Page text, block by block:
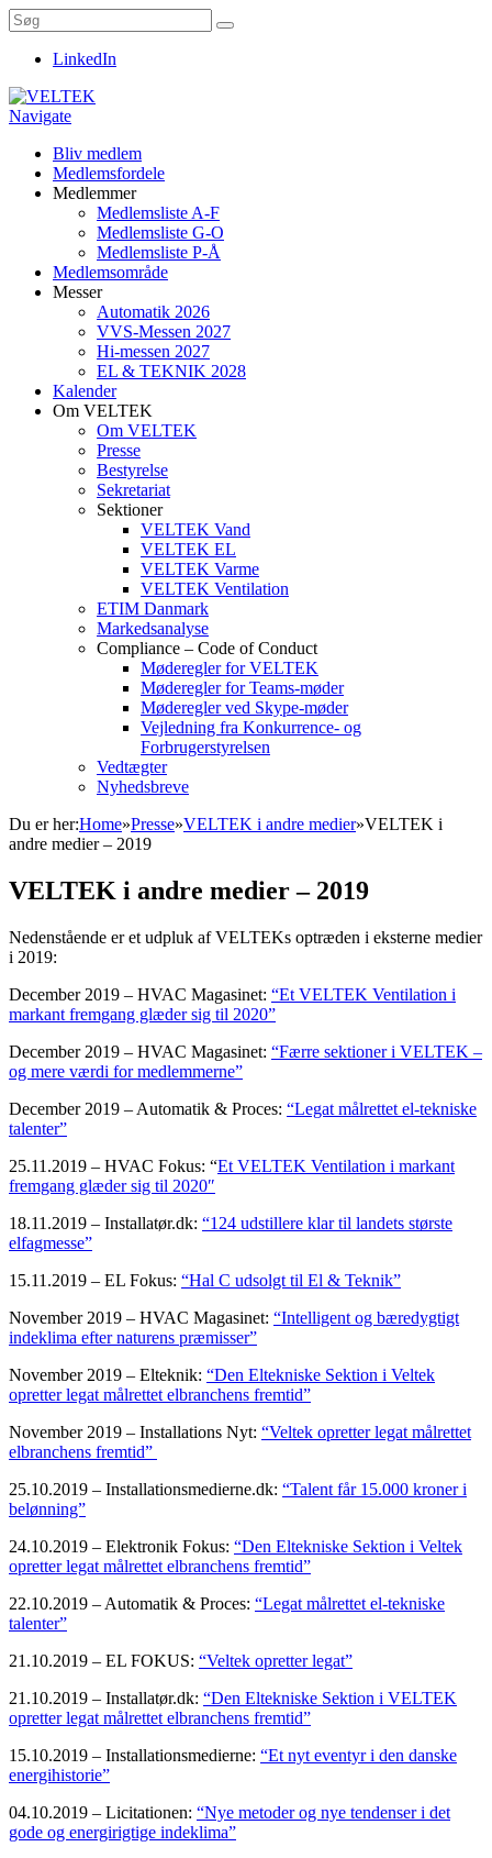
LinkedIn
Navigate
Bliv medlem
Medlemsfordele
Medlemmer
Medlemsliste A-F
Medlemsliste G-O
Medlemsliste P-Å
Medlemsområde
Messer
Automatik 2026
VVS-Messen 2027
Hi-messen 2027
EL & TEKNIK 2028
Kalender
Om VELTEK
Om VELTEK
Presse
Bestyrelse
Sekretariat
Sektioner
VELTEK Vand
VELTEK EL
VELTEK Varme
VELTEK Ventilation
ETIM Danmark
Markedsanalyse
Compliance – Code of Conduct
Møderegler for VELTEK
Møderegler for Teams-møder
Møderegler ved Skype-møder
Vejledning fra Konkurrence- og
Forbrugerstyrelsen
Vedtægter
Nyhedsbreve
Du er her:Home»Presse»VELTEK i andre medier»VELTEK i
andre medier – 2019
VELTEK i andre medier – 2019
Nedenstående er et udpluk af VELTEKs optræden i eksterne medier
i 2019:
December 2019 – HVAC Magasinet: “Et VELTEK Ventilation i
markant fremgang glæder sig til 2020”
December 2019 – HVAC Magasinet: “Færre sektioner i VELTEK –
og mere værdi for medlemmerne”
December 2019 – Automatik & Proces: “Legat målrettet el-tekniske
talenter”
25.11.2019 – HVAC Fokus: “Et VELTEK Ventilation i markant
fremgang glæder sig til 2020″
18.11.2019 – Installatør.dk: “124 udstillere klar til landets største
elfagmesse”
15.11.2019 – EL Fokus: “Hal C udsolgt til El & Teknik”
November 2019 – HVAC Magasinet: “Intelligent og bæredygtigt
indeklima efter naturens præmisser”
November 2019 – Elteknik: “Den Eltekniske Sektion i Veltek
opretter legat målrettet elbranchens fremtid”
November 2019 – Installations Nyt: “Veltek opretter legat målrettet
elbranchens fremtid”
25.10.2019 – Installationsmedierne.dk: “Talent får 15.000 kroner i
belønning”
24.10.2019 – Elektronik Fokus: “Den Eltekniske Sektion i Veltek
opretter legat målrettet elbranchens fremtid”
22.10.2019 – Automatik & Proces: “Legat målrettet el-tekniske
talenter”
21.10.2019 – EL FOKUS: “Veltek opretter legat”
21.10.2019 – Installatør.dk: “Den Eltekniske Sektion i VELTEK
opretter legat målrettet elbranchens fremtid”
15.10.2019 – Installationsmedierne: “Et nyt eventyr i den danske
energihistorie”
04.10.2019 – Licitationen: “Nye metoder og nye tendenser i det
gode og energirigtige indeklima”